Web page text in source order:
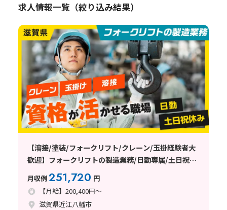
求人情報一覧（絞り込み結果）
【溶接/塗装/フォークリフト/クレーン/玉掛経験者大
歓迎】フォークリフトの製造業務/日勤専属/土日祝休
み/プライベート充実！
月収例251,720 円
【月給】200,400円～
滋賀県近江八幡市